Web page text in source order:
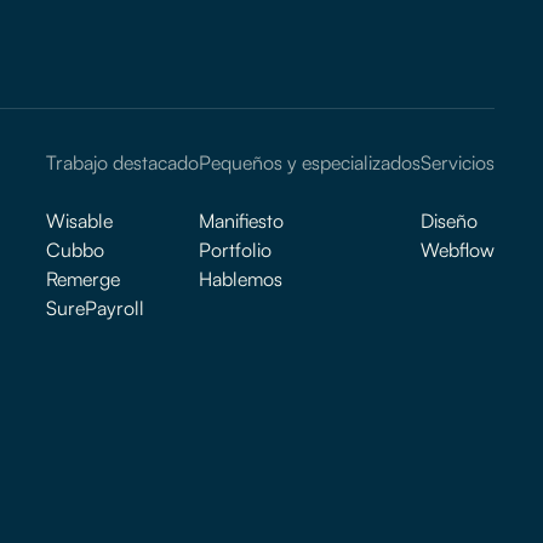
Trabajo destacado
Wisable
Cubbo
Remerge
SurePayroll
Pequeños y especializados
Manifiesto
Portfolio
Hablemos
Servicios
Diseño
Webflow